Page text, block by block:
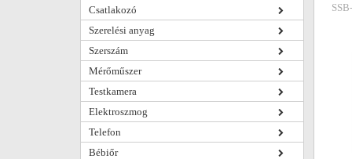
Csatlakozó
Szerelési anyag
Szerszám
Mérőműszer
Testkamera
Elektroszmog
Telefon
Bébiőr